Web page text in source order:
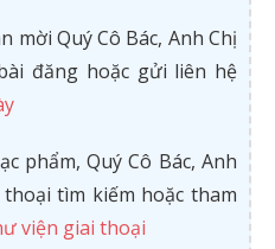
mời Quý Cô Bác, Anh Chị
đăng hoặc gửi liên hệ
phẩm, Quý Cô Bác, Anh
tìm kiếm hoặc tham
viện giai thoại